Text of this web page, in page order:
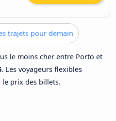
trajets pour demain
le moins cher entre Porto et
. Les voyageurs flexibles
prix des billets.